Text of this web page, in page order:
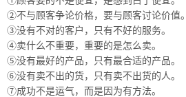
②不与顾客争论价格，要与顾客讨论价值。
③没有不对的客户，只有不好的服务。
④卖什么不重要，重要的是怎么卖。
⑤没有最好的产品，只有最合适的产品。
⑥没有卖不出的货，只有卖不出货的人。
⑦成功不是运气，而是因为有方法。